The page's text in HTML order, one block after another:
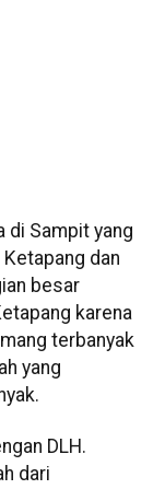
di Sampit yang
dan
besar
karena
terbanyak
yang
DLH.
dari